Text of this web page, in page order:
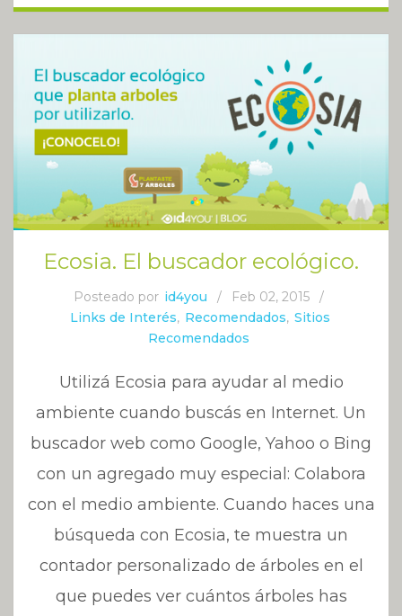
Ecosia. El buscador ecológico.
Posteado por id4you / Feb 02, 2015
/
Links de Interés, Recomendados, Sitios
Recomendados
Utilizá Ecosia para ayudar al medio
ambiente cuando buscás en Internet. Un
buscador web como Google, Yahoo o Bing
con un agregado muy especial: Colabora
con el medio ambiente. Cuando haces una
búsqueda con Ecosia, te muestra un
contador personalizado de árboles en el
que puedes ver cuántos árboles has